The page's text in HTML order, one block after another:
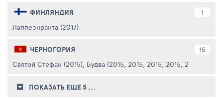
ФИНЛЯНДИЯ 1
Лаппеэнранта (2017)
ЧЕРНОГОРИЯ 15
Святой Стефан (2015), Будва (2015, 2015, 2015, 2015, 2015, 2015)
ПОКАЗАТЬ ЕЩЕ 5 ...